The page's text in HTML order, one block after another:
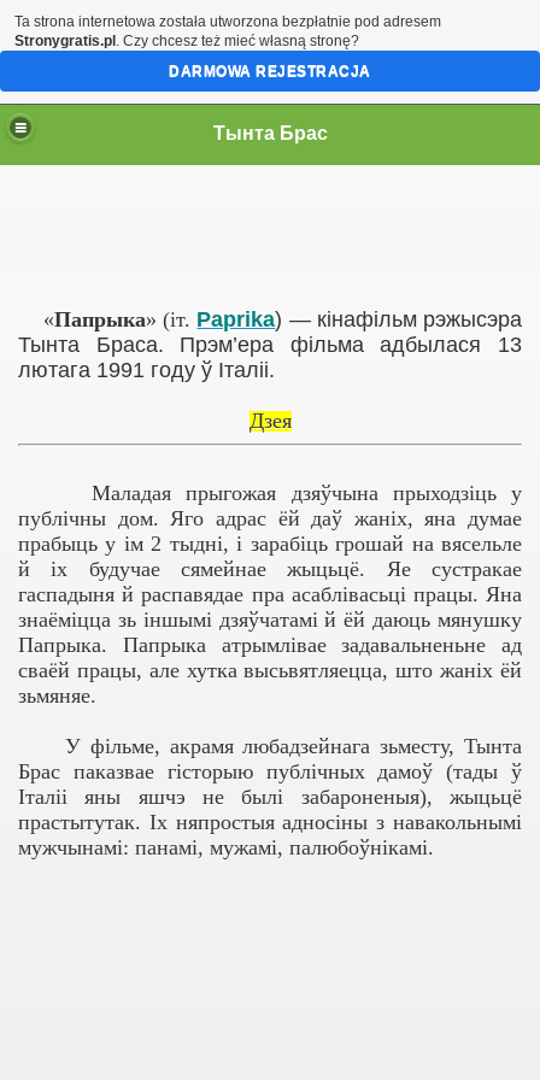
Тынта Брас
«Папрыка» (іт. Paprika) — кінафільм рэжысэра
Тынта Браса. Прэм’ера фільма адбылася 13
лютага 1991 году ў Італіі.
Дзея
Маладая прыгожая дзяўчына прыходзіць у
публічны дом. Яго адрас ёй даў жаніх, яна думае
прабыць у ім 2 тыдні, і зарабіць грошай на вясельле
й іх будучае сямейнае жыцьцё. Яе сустракае
гаспадыня й распавядае пра асаблівасьці працы. Яна
знаёміцца зь іншымі дзяўчатамі й ёй даюць мянушку
Папрыка. Папрыка атрымлівае задавальненьне ад
сваёй працы, але хутка высьвятляецца, што жаніх ёй
зьмяняе.
У фільме, акрамя любадзейнага зьместу, Тынта
Брас паказвае гісторыю публічных дамоў (тады ў
Італіі яны яшчэ не былі забароненыя), жыцьцё
прастытутак. Іх няпростыя адносіны з навакольнымі
мужчынамі: панамі, мужамі, палюбоўнікамі.
Ta strona internetowa została utworzona bezpłatnie pod adresem
Stronygratis.pl . Czy chcesz też mieć własną stronę?
DARMOWA REJESTRACJA